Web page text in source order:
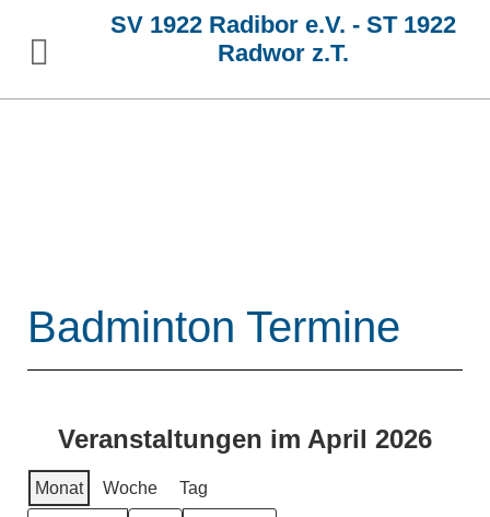
SV 1922 Radibor e.V. - ST 1922
Radwor z.T.
Badminton Termine
Veranstaltungen im April 2026
Monat Woche Tag